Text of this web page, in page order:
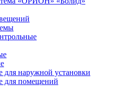
для наружной установки
для помещений